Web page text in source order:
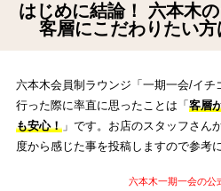
はじめに結論！ 六本木の
客層にこだわりたい
六本木会員制ラウンジ「一期一会/イチ
行った際に率直に思ったことは「 客層
も安心！」です。お店のスタッフさん
度から感じた事を投稿しますので参考
六本木一期一会の公